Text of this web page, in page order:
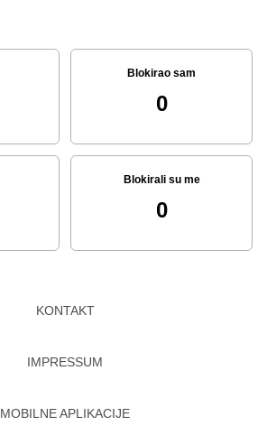
Blokirao sam
0
Blokirali su me
0
KONTAKT
IMPRESSUM
MOBILNE APLIKACIJE